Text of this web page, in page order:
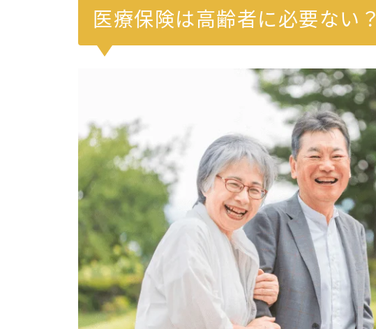
医療保険は高齢者に必要ない？